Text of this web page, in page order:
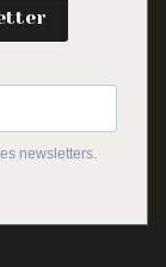
newsletters.